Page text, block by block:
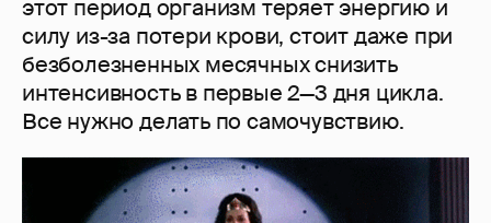
этот период организм теряет энергию и
силу из-за потери крови, стоит даже при
безболезненных месячных снизить
интенсивность в первые 2—3 дня цикла.
Все нужно делать по самочувствию.